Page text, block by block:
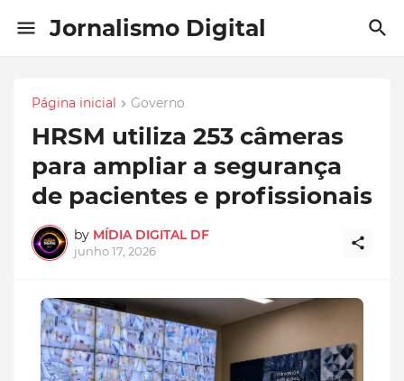
Jornalismo Digital
Página inicial Governo
HRSM utiliza 253 câmeras
para ampliar a segurança
de pacientes e profissionais
by MÍDIA DIGITAL DF
junho 17, 2026